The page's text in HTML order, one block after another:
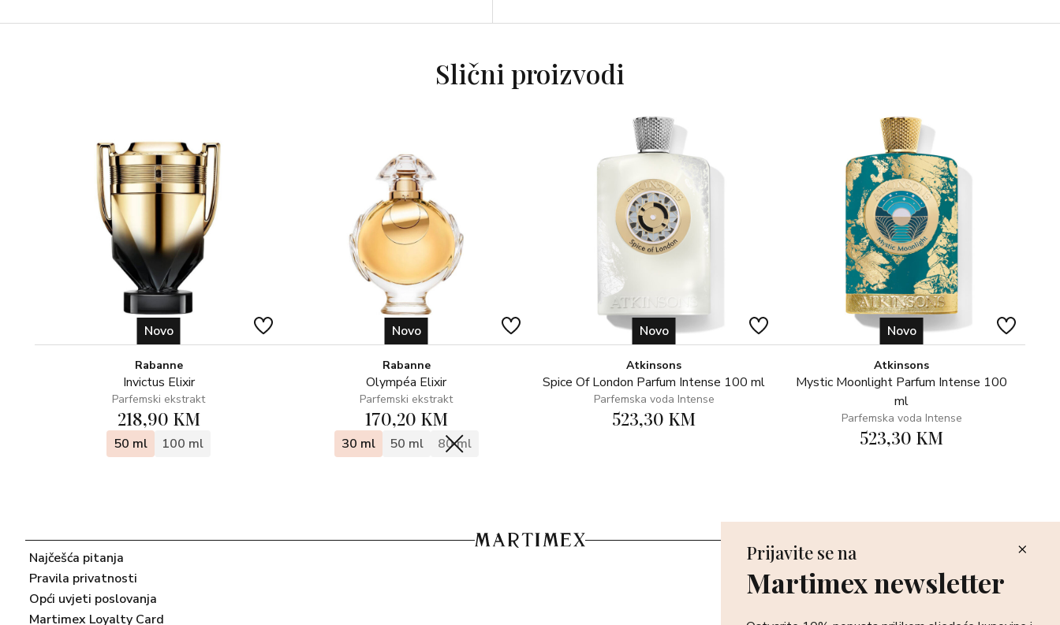
Slični proizvodi
Novo
Rabanne
Invictus Elixir
Parfemski ekstrakt
218,90 KM
50 ml 100 ml
Novo
Rabanne
Olympéa Elixir
Parfemski ekstrakt
170,20 KM
30 ml 50 ml 80 ml
Novo
Atkinsons
Spice Of London Parfum Intense 100 ml
Parfemska voda Intense
523,30 KM
Novo
Atkinsons
Mystic Moonlight Parfum Intense 100
ml
Parfemska voda Intense
523,30 KM
Najčešća pitanja
Pravila privatnosti
Opći uvjeti poslovanja
Martimex Loyalty Card
Poslovnice
Povrat i reklamacija
Dostava i isporuka
Plaćanje robe
Prijavite se na
Martimex newsletter